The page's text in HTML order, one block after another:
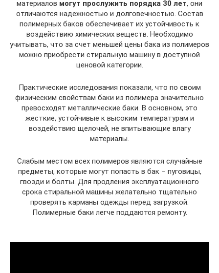
материалов могут прослужить порядка 30 лет, они
отличаются надежностью и долговечностью. Состав
полимерных баков обеспечивает их устойчивость к
воздействию химических веществ. Необходимо
учитывать, что за счет меньшей цены бака из полимеров
можно приобрести стиральную машину в доступной
ценовой категории.
Практические исследования показали, что по своим
физическим свойствам баки из полимера значительно
превосходят металлические баки. В основном, это
жесткие, устойчивые к высоким температурам и
воздействию щелочей, не впитывающие влагу
материалы.
Слабым местом всех полимеров являются случайные
предметы, которые могут попасть в бак – пуговицы,
гвозди и болты. Для продления эксплуатационного
срока стиральной машины желательно тщательно
проверять карманы одежды перед загрузкой.
Полимерные баки легче поддаются ремонту.